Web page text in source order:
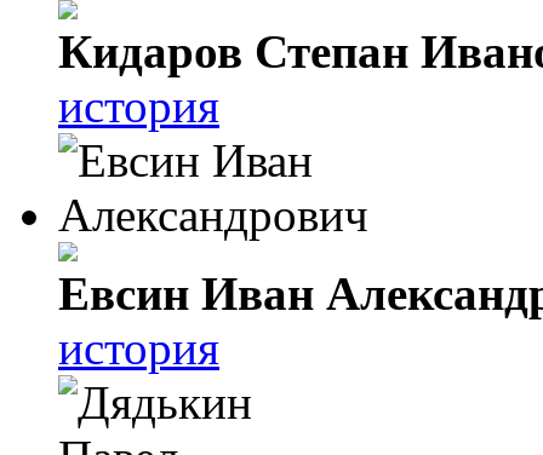
Кидаров Степан
история
Евсин Иван
история